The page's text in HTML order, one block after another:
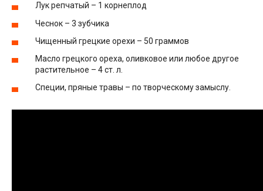
Лук репчатый – 1 корнеплод
Чеснок – 3 зубчика
Чищенный грецкие орехи – 50 граммов
Масло грецкого ореха, оливковое или любое другое
растительное – 4 ст. л.
Специи, пряные травы – по творческому замыслу.